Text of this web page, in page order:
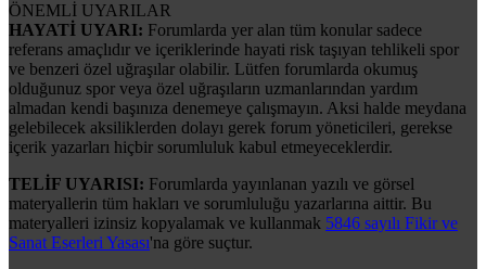
ÖNEMLİ UYARILAR
HAYATİ UYARI: Forumlarda yer alan tüm konular sadece
referans amaçlıdır ve içeriklerinde hayati risk taşıyan tehlikeli spor
ve benzeri özel uğraşılar olabilir. Lütfen forumlarda okumuş
olduğunuz spor veya özel uğraşıların uzmanlarından yardım
almadan kendi başınıza denemeye çalışmayın. Aksi halde meydana
gelebilecek aksiliklerden dolayı gerek forum yöneticileri, gerekse
içerik yazarları hiçbir sorumluluk kabul etmeyeceklerdir.
TELİF UYARISI: Forumlarda yayınlanan yazılı ve görsel
materyallerin tüm hakları ve sorumluluğu yazarlarına aittir. Bu
materyalleri izinsiz kopyalamak ve kullanmak 5846 sayılı Fikir ve
Sanat Eserleri Yasası'na göre suçtur.